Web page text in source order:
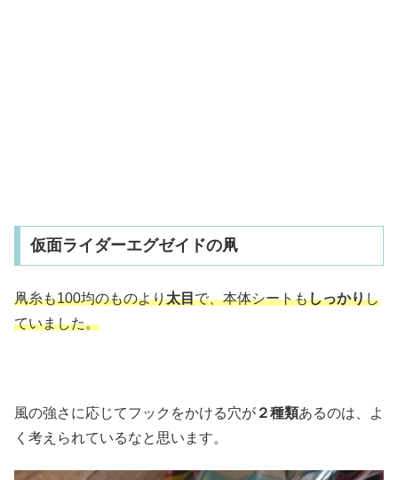
仮面ライダーエグゼイドの凧
凧糸も100均のものより太目で、本体シートもしっかりし
ていました。
風の強さに応じてフックをかける穴が ２種類あるのは、よ
く考えられているなと思います。